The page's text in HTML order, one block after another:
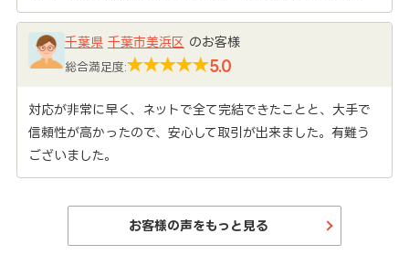
千葉県 千葉市美浜区 のお客様
総合満足度: 5.0
対応が非常に早く、ネットで全て完結できたことと、大手で
信頼性が高かったので、安心して取引が出来ました。有難う
ございました。
お客様の声をもっと見る